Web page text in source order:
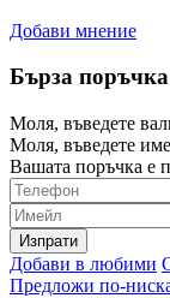
Добави мнение
Бърза поръчка
Моля, въведете
Моля, въведете
Вашата поръчка е
Изпрати
Добави в любими
Предложи по-